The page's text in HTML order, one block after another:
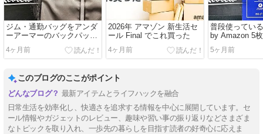
ジム・通勤バッグをアンダ
ーアーマーのバックパック
に替えてみた
4ヶ月前
2026年 アマゾン 新生活セ
ール Final でこれ買った
4ヶ月前
普段使ってい
by Amazon 5
5ヶ月前
このブログのここがポイント
最新アイテムとライフハックを融合
日常生活を効率化し、快適さを追求する情報を中心に展開しています。セ
ール情報やガジェットのレビュー、趣味や習い事の振り返りなどさまざま
なトピックを取り入れ、一歩先の暮らしを目指す読者の好奇心に応えま